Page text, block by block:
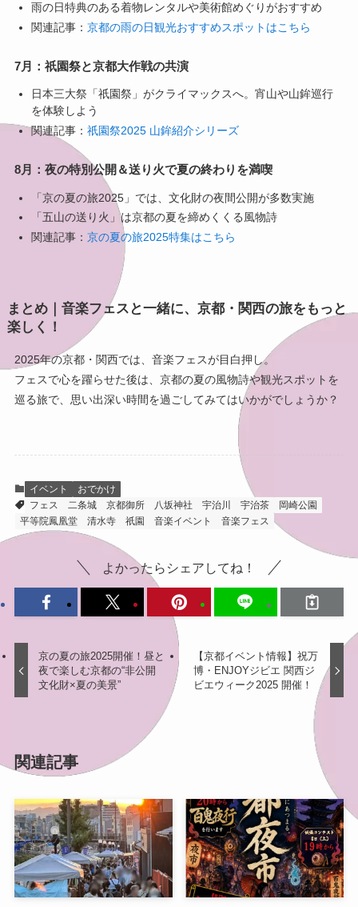
雨の日特典のある着物レンタルや美術館めぐりがおすすめ
関連記事： 京都の雨の日観光おすすめスポットはこちら
7月：祇園祭と京都大作戦の共演
日本三大祭「祇園祭」がクライマックスへ。宵山や山鉾巡行
を体験しよう
関連記事： 祇園祭2025 山鉾紹介シリーズ
8月：夜の特別公開＆送り火で夏の終わりを満喫
「京の夏の旅2025」では、文化財の夜間公開が多数実施
「五山の送り火」は京都の夏を締めくくる風物詩
関連記事： 京の夏の旅2025特集はこちら
まとめ｜音楽フェスと一緒に、京都・関西の旅をもっと
楽しく！
2025年の京都・関西では、音楽フェスが目白押し。
フェスで心を躍らせた後は、京都の夏の風物詩や観光スポットを
巡る旅で、思い出深い時間を過ごしてみてはいかがでしょうか？
イベント
おでかけ
フェス
二条城 京都御所 八坂神社 宇治川 宇治茶
岡崎公園
平等院鳳凰堂
清水寺 祇園 音楽イベント 音楽フェス
よかったらシェアしてね！
京の夏の旅2025開催！昼と
夜で楽しむ京都の“非公開
文化財×夏の美景”
【京都イベント情報】祝万
博・ENJOYジビエ 関西ジ
ビエウィーク2025 開催！
関連記事